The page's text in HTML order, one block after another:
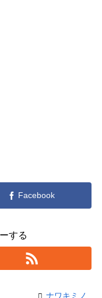
Facebook
する
ナワキミノ